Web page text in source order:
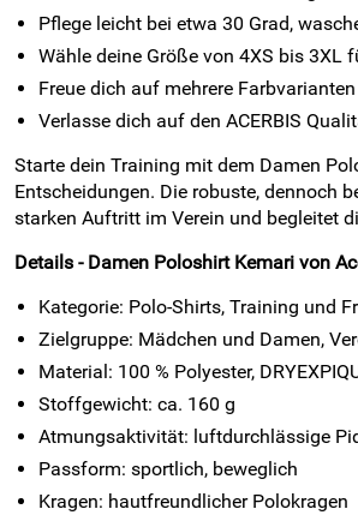
Pflege leicht bei etwa 30 Grad,
Wähle deine Größe von 4XS bis 3XL
Freue dich auf mehrere
Verlasse dich auf den ACERBIS
Starte dein Training mit dem Damen
Entscheidungen. Die robuste, dennoch
starken Auftritt im Verein und begleitet
Details - Damen Poloshirt Kemari von
Kategorie: Polo-Shirts, Training und
Zielgruppe: Mädchen und Damen,
Material: 100 % Polyester,
Stoffgewicht: ca. 160 g
Atmungsaktivität: luftdurchlässige
Passform: sportlich, beweglich
Kragen: hautfreundlicher Polokragen